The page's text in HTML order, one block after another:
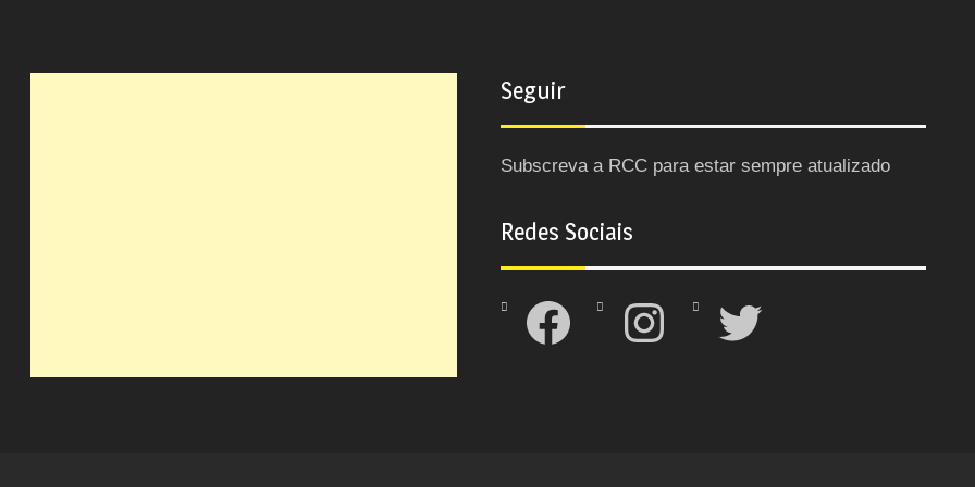
Seguir
Subscreva a RCC para estar sempre atualizado
Redes Sociais
Facebook Instagram Twitter